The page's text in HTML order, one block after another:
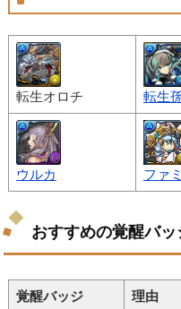
転生オロチ 転生
ウルカ ファ
おすすめの覚醒バッ
覚醒バッジ 理由